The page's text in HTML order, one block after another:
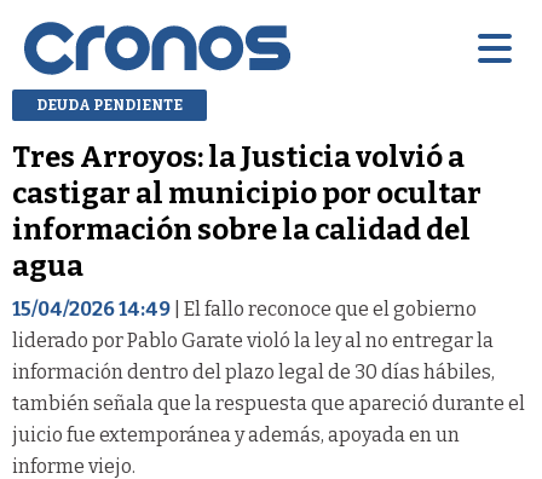
DEUDA PENDIENTE
Tres Arroyos: la Justicia volvió a
castigar al municipio por ocultar
información sobre la calidad del
agua
15/04/2026 14:49 | El fallo reconoce que el gobierno
liderado por Pablo Garate violó la ley al no entregar la
información dentro del plazo legal de 30 días hábiles,
también señala que la respuesta que apareció durante el
juicio fue extemporánea y además, apoyada en un
informe viejo.